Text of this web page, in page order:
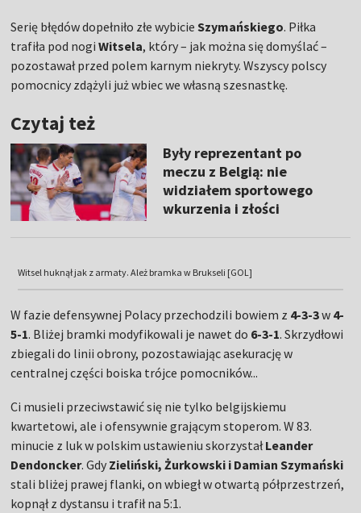
Serię błędów dopełniło złe wybicieSzymańskiego. Piłka
trafiła pod nogiWitsela, który – jak można się domyślać –
pozostawał przed polem karnym niekryty. Wszyscy polscy
pomocnicy zdążyli już wbiec we własną szesnastkę.
Czytaj też
Były reprezentant po
meczu z Belgią: nie
widziałem sportowego
wkurzenia i złości
Witsel huknął jak z armaty. Ależ bramka w Brukseli [GOL]
W fazie defensywnej Polacy przechodzili bowiem z 4-3-3w 4-
5-1. Bliżej bramki modyfikowali je nawet do 6-3-1. Skrzydłowi
zbiegali do linii obrony, pozostawiając asekurację w
centralnej części boiska trójce pomocników...
Ci musieli przeciwstawić się nie tylko belgijskiemu
kwartetowi, ale i ofensywnie grającym stoperom. W 83.
minucie z luk w polskim ustawieniu skorzystałLeander
Dendoncker. Gdy Zieliński, Żurkowski i Damian Szymański
stali bliżej prawej flanki, on wbiegł w otwartą półprzestrzeń,
kopnął z dystansu i trafił na 5:1.